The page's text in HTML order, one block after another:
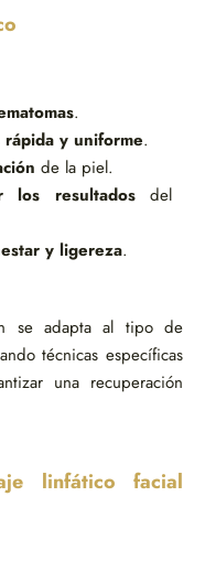
.
rápida y uniforme.
de la piel.
los resultadosdel
y ligereza.
se adapta al tipo de
técnicas específicas
una recuperación
linfático facial